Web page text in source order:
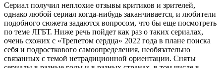
Сериал получил неплохие отзывы критиков и зрителей,
однако любой сериал когда-нибудь заканчивается, и любители
подобного сюжета задаются вопросом, что бы еще посмотреть
по теме ЛГБТ. Ниже речь пойдет как раз о таких сериалах,
очень схожих с «Трепетом сердца» 2022 года в плане поиска
себя и подросткового самоопределения, необязательно
связанных с темой нетрадиционной ориентации. Сняты